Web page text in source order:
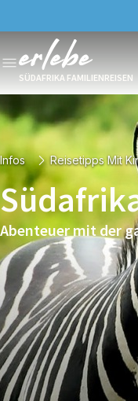
SÜDAFRIKA FAMILIENREISEN
Infos Reisetipps Mit
Abenteuer mit der